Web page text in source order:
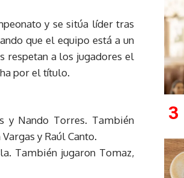
y se sitúa líder tras
que el equipo está a un
respetan a los jugadores el
por el título.
y Nando Torres. También
y Raúl Canto.
También jugaron Tomaz,